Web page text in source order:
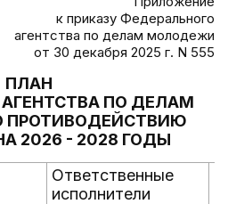
к приказу Федерального
агентства по делам молодежи
от 30 декабря 2025 г. N 555
ПЛАН
ПО ДЕЛАМ
2026 - 2028 ГОДЫ
Ответственные
исполнители